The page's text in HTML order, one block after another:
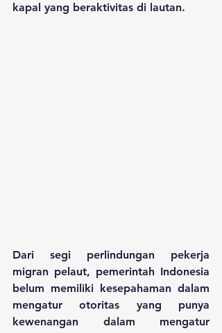
kapal yang beraktivitas di lautan.
Dari segi perlindungan pekerja
migran pelaut, pemerintah Indonesia
belum memiliki kesepahaman dalam
mengatur otoritas yang punya
kewenangan dalam mengatur